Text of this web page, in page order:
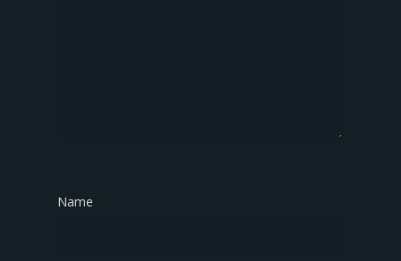
Name